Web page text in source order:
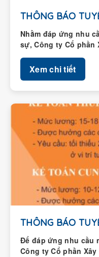
Nhằm đáp ứng nhu
sự, Công ty Cổ phần
Xem chi tiết
Để đáp ứng nhu cầu
Công ty Cổ phần